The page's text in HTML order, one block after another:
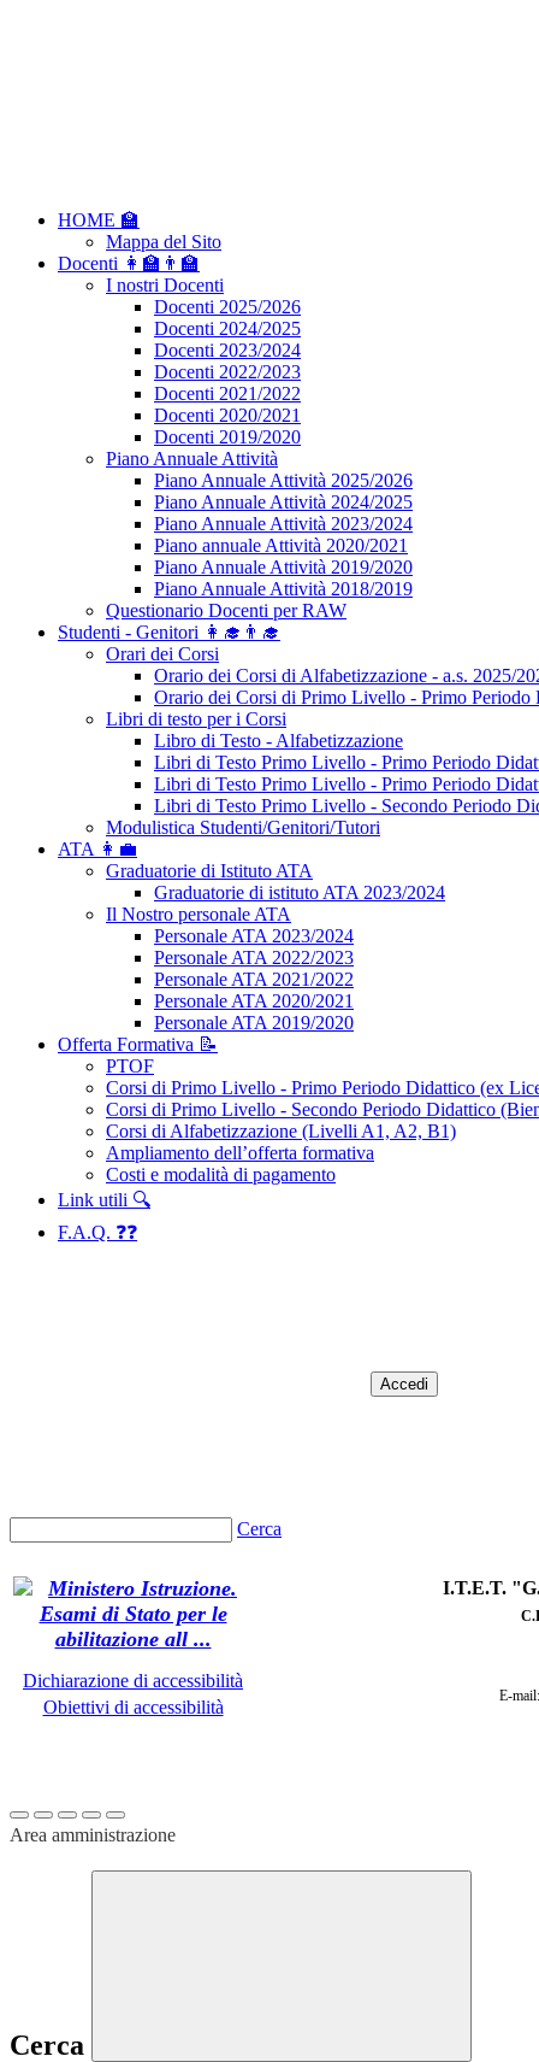
HOME 🏫
Mappa del Sito
Docenti 👩‍🏫👨‍🏫
I nostri Docenti
Docenti 2025/2026
Docenti 2024/2025
Docenti 2023/2024
Docenti 2022/2023
Docenti 2021/2022
Docenti 2020/2021
Docenti 2019/2020
Piano Annuale Attività
Piano Annuale Attività 2025/2026
Piano Annuale Attività 2024/2025
Piano Annuale Attività 2023/2024
Piano annuale Attività 2020/2021
Piano Annuale Attività 2019/2020
Piano Annuale Attività 2018/2019
Questionario Docenti per RAW
Studenti - Genitori 👩‍🎓👨‍🎓
Orari dei Corsi
Orario dei Corsi di Alfabetizzazione - a.s. 2025/
Orario dei Corsi di Primo Livello - Primo Periodo
Libri di testo per i Corsi
Libro di Testo - Alfabetizzazione
Libri di Testo Primo Livello - Primo Periodo
Libri di Testo Primo Livello - Primo Periodo
Libri di Testo Primo Livello - Secondo Periodo
Modulistica Studenti/Genitori/Tutori
ATA 👩‍💼
Graduatorie di Istituto ATA
Graduatorie di istituto ATA 2023/2024
Il Nostro personale ATA
Personale ATA 2023/2024
Personale ATA 2022/2023
Personale ATA 2021/2022
Personale ATA 2020/2021
Personale ATA 2019/2020
Offerta Formativa 📝
PTOF
Corsi di Primo Livello - Primo Periodo Didattico (ex
Corsi di Primo Livello - Secondo Periodo Didattico
Corsi di Alfabetizzazione (Livelli A1, A2, B1)
Ampliamento dell’offerta formativa
Costi e modalità di pagamento
Link utili 🔍
F.A.Q. ❓❓
Accedi
Cerca
Dichiarazione di accessibilità
Obiettivi di accessibilità
I.T.E.T.
C
E-
Area amministrazione
Cerca